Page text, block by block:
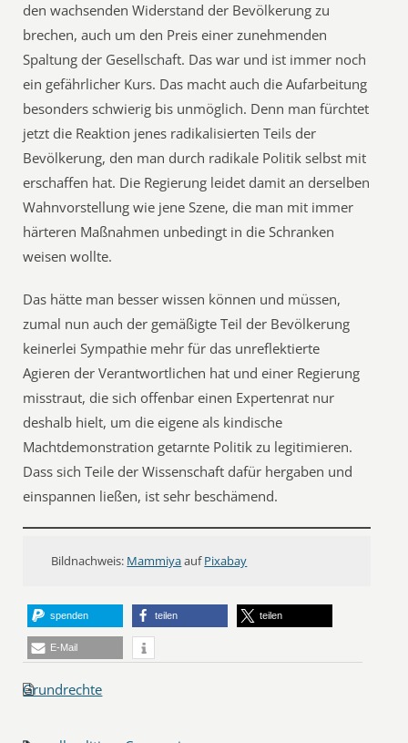
den wachsenden Widerstand der Bevölkerung zu
brechen, auch um den Preis einer zunehmenden
Spaltung der Gesellschaft. Das war und ist immer noch
ein gefährlicher Kurs. Das macht auch die Aufarbeitung
besonders schwierig bis unmöglich. Denn man fürchtet
jetzt die Reaktion jenes radikalisierten Teils der
Bevölkerung, den man durch radikale Politik selbst mit
erschaffen hat. Die Regierung leidet damit an derselben
Wahnvorstellung wie jene Szene, die man mit immer
härteren Maßnahmen unbedingt in die Schranken
weisen wollte.
Das hätte man besser wissen können und müssen,
zumal nun auch der gemäßigte Teil der Bevölkerung
keinerlei Sympathie mehr für das unreflektierte
Agieren der Verantwortlichen hat und einer Regierung
misstraut, die sich offenbar einen Expertenrat nur
deshalb hielt, um die eigene als kindische
Machtdemonstration getarnte Politik zu legitimieren.
Dass sich Teile der Wissenschaft dafür hergaben und
einspannen ließen, ist sehr beschämend.
Bildnachweis: MammiyaaufPixabay
spenden teilen teilen
E-Mail
Grundrechte